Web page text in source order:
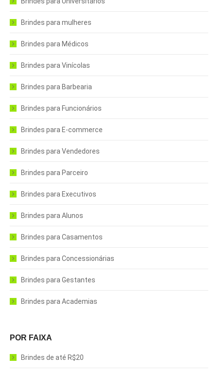
Brindes para mulheres
Brindes para Médicos
Brindes para Vinícolas
Brindes para Barbearia
Brindes para Funcionários
Brindes para E-commerce
Brindes para Vendedores
Brindes para Parceiro
Brindes para Executivos
Brindes para Alunos
Brindes para Casamentos
Brindes para Concessionárias
Brindes para Gestantes
Brindes para Academias
POR FAIXA
Brindes de até R$20